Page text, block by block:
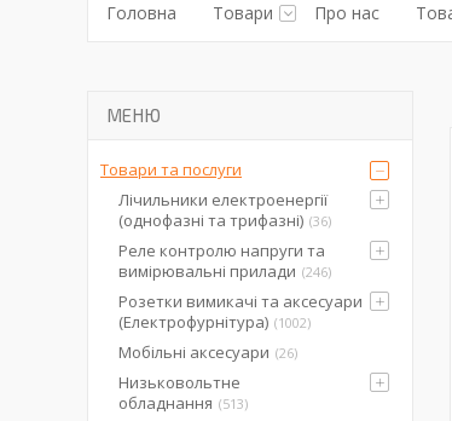
Головна Товари Про нас
Товари та послуги
Лічильники електроенергії
(однофазні та трифазні) 36
Реле контролю напруги та
вимірювальні прилади 246
Розетки вимикачі та аксесуари
(Електрофурнітура) 1002
Мобільні аксесуари 26
Низьковольтне
обладнання
513